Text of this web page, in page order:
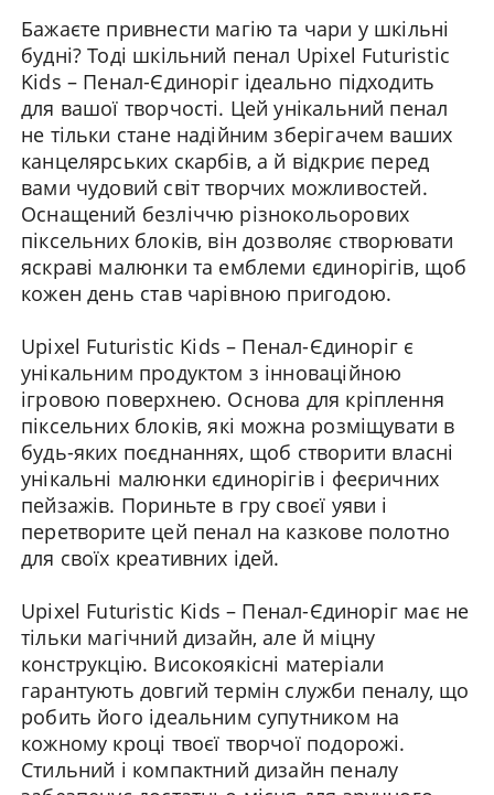
Бажаєте привнести магію та чари у шкільні
будні? Тоді шкільний пенал Upixel Futuristic
Kids – Пенал-Єдиноріг ідеально підходить
для вашої творчості. Цей унікальний пенал
не тільки стане надійним зберігачем ваших
канцелярських скарбів, а й відкриє перед
вами чудовий світ творчих можливостей.
Оснащений безліччю різнокольорових
піксельних блоків, він дозволяє створювати
яскраві малюнки та емблеми єдинорігів, щоб
кожен день став чарівною пригодою.
Upixel Futuristic Kids – Пенал-Єдиноріг є
унікальним продуктом з інноваційною
ігровою поверхнею. Основа для кріплення
піксельних блоків, які можна розміщувати в
будь-яких поєднаннях, щоб створити власні
унікальні малюнки єдинорігів і феєричних
пейзажів. Пориньте в гру своєї уяви і
перетворите цей пенал на казкове полотно
для своїх креативних ідей.
Upixel Futuristic Kids – Пенал-Єдиноріг має не
тільки магічний дизайн, але й міцну
конструкцію. Високоякісні матеріали
гарантують довгий термін служби пеналу, що
робить його ідеальним супутником на
кожному кроці твоєї творчої подорожі.
Стильний і компактний дизайн пеналу
Ми зв'яжемося з вами
найближчим часом